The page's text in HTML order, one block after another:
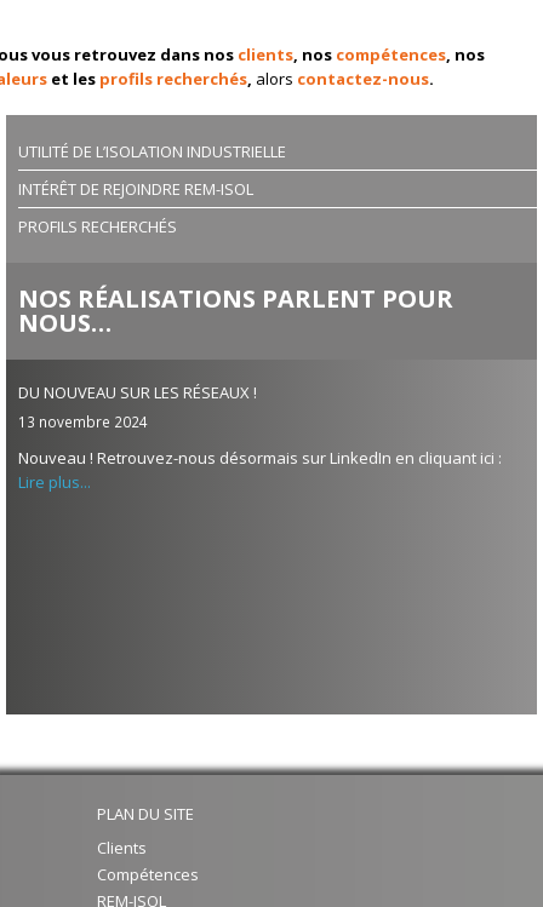
vous retrouvez dans nos clients , nos compétences , nos
et les profils recherchés alors contactez-nous.
UTILITÉ DE L’ISOLATION INDUSTRIELLE
INTÉRÊT DE REJOINDRE REM-ISOL
PROFILS RECHERCHÉS
NOS RÉALISATIONS PARLENT POUR
NOUS…
DU NOUVEAU SUR LES RÉSEAUX !
13 novembre 2024
Nouveau ! Retrouvez-nous désormais sur LinkedIn en cliquant ici :
Lire plus...
PLAN DU SITE
Clients
Compétences
REM-ISOL